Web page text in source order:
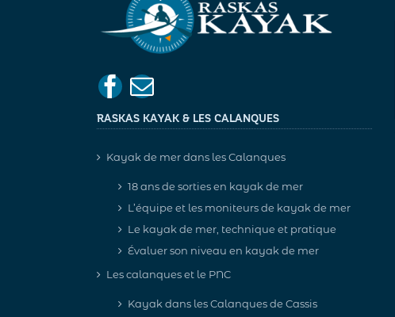
RASKAS KAYAK & LES CALANQUES
Kayak de mer dans les Calanques
18 ans de sorties en kayak de mer
L’équipe et les moniteurs de kayak de mer
Le kayak de mer, technique et pratique
Évaluer son niveau en kayak de mer
Les calanques et le PNC
Kayak dans les Calanques de Cassis